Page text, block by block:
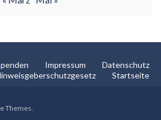
Impressum
Datenschutz
Startseite
Themes.